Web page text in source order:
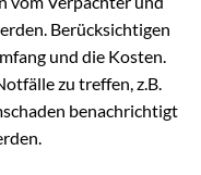
Berücksichtigen
und die Kosten.
zu treffen, z.B.
benachrichtigt